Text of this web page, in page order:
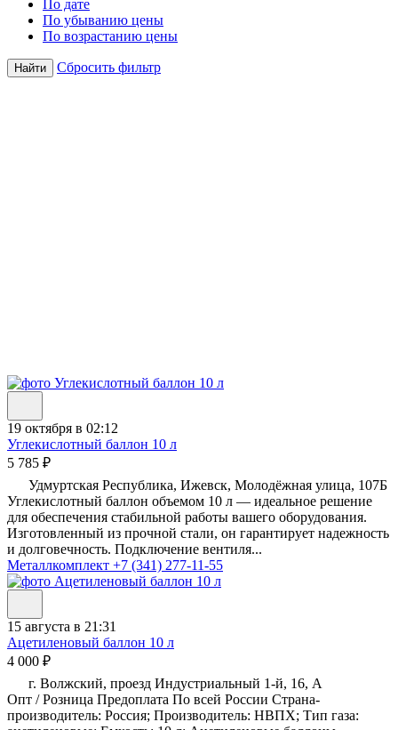
По дате
По убыванию цены
По возрастанию цены
Найти Сбросить фильтр
19 октября в 02:12
Углекислотный баллон 10 л
5 785 ₽
Удмуртская Республика, Ижевск, Молодёжная улица, 107Б
Углекислотный баллон объемом 10 л — идеальное решение
для обеспечения стабильной работы вашего оборудования.
Изготовленный из прочной стали, он гарантирует надежность
и долговечность. Подключение вентиля...
Металлкомплект +7 (341) 277-11-55
15 августа в 21:31
Ацетиленовый баллон 10 л
4 000 ₽
г. Волжский, проезд Индустриальный 1-й, 16, А
Опт / Розница Предоплата По всей России Страна-
производитель: Россия; Производитель: НВПХ; Тип газа: